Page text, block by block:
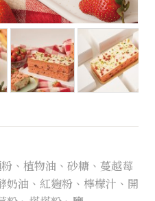
、植物油、砂糖、蔓越莓
奶油、紅麴粉、檸檬汁、開